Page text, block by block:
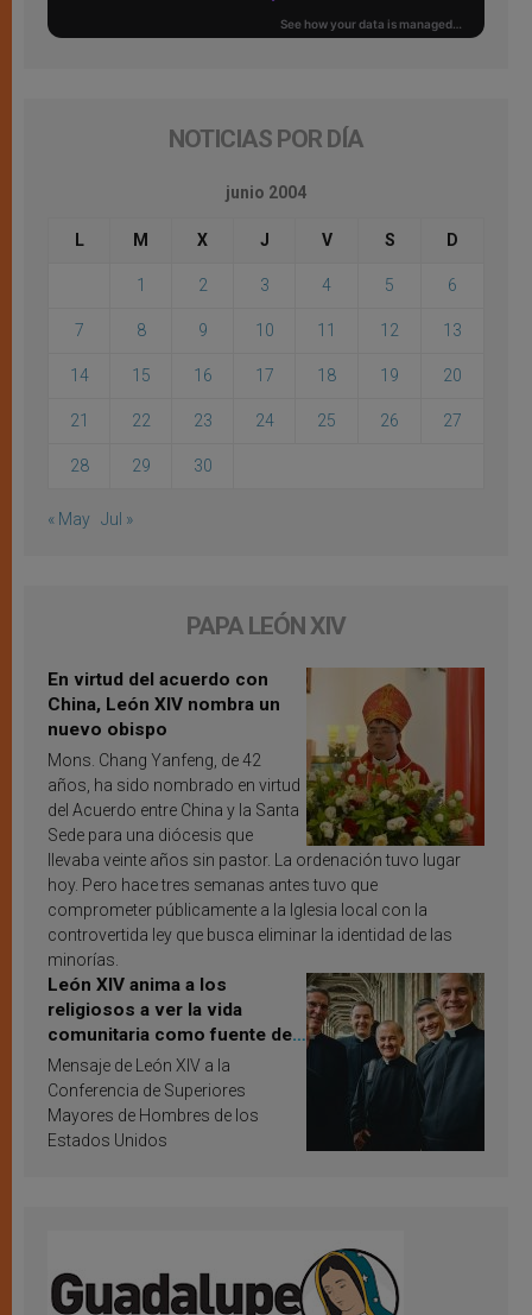
NOTICIAS POR DÍA
junio 2004
L M X J V S D
1 2 3 4 5 6
7 8 9 10 11 12 13
14 15 16 17 18 19 20
21 22 23 24 25 26 27
28 29 30
« May Jul »
PAPA LEÓN XIV
En virtud del acuerdo con
China, León XIV nombra un
nuevo obispo
Mons. Chang Yanfeng, de 42
años, ha sido nombrado en virtud
del Acuerdo entre China y la Santa
Sede para una diócesis que
llevaba veinte años sin pastor. La ordenación tuvo lugar
hoy. Pero hace tres semanas antes tuvo que
comprometer públicamente a la Iglesia local con la
controvertida ley que busca eliminar la identidad de las
minorías.
León XIV anima a los
religiosos a ver la vida
comunitaria como fuente de
inspiración y santificación
Mensaje de León XIV a la
Conferencia de Superiores
Mayores de Hombres de los
Estados Unidos